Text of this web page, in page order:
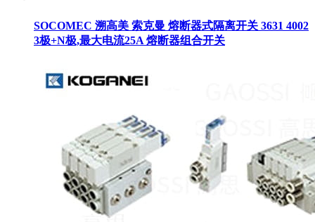
SOCOMEC 溯高美 索克曼 熔断器式隔离开关 3631 4002
3极+N极,最大电流25A 熔断器组合开关